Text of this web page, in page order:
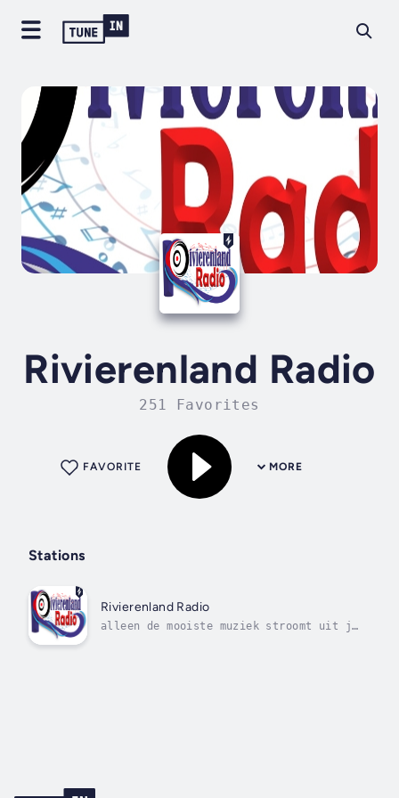
Rivierenland Radio
251 Favorites
MORE
FAVORITE
Stations
Rivierenland Radio
alleen de mooiste muziek stroomt uit je